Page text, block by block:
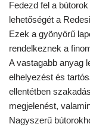
Fedezd fel a
lehetőségét a
Ezek a gyönyörű
rendelkeznek a
A vastagabb anyag
elhelyezést és
ellentétben
megjelenést,
Nagyszerű